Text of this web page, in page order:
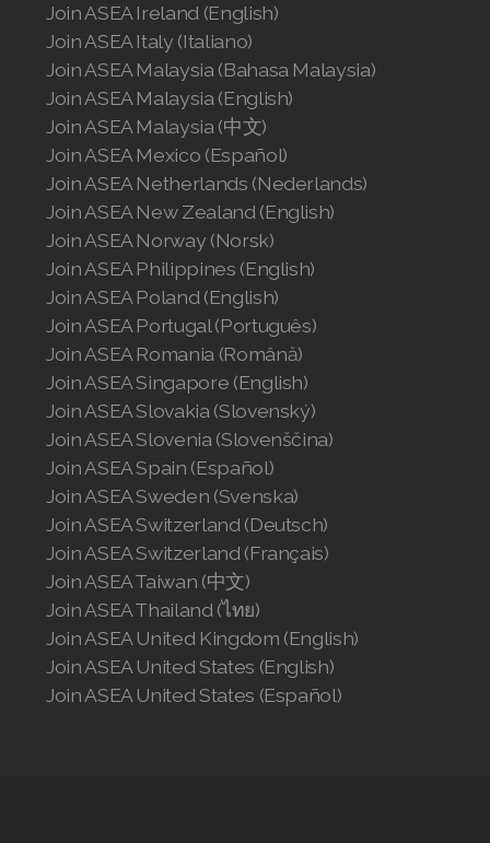
Join ASEA Ireland (English)
Join ASEA Italy (Italiano)
Join ASEA Malaysia (Bahasa Malaysia)
Join ASEA Malaysia (English)
Join ASEA Malaysia (中文)
Join ASEA Mexico (Español)
Join ASEA Netherlands (Nederlands)
Join ASEA New Zealand (English)
Join ASEA Norway (Norsk)
Join ASEA Philippines (English)
Join ASEA Poland (English)
Join ASEA Portugal (Português)
Join ASEA Romania (Română)
Join ASEA Singapore (English)
Join ASEA Slovakia (Slovenský)
Join ASEA Slovenia (Slovenščina)
Join ASEA Spain (Español)
Join ASEA Sweden (Svenska)
Join ASEA Switzerland (Deutsch)
Join ASEA Switzerland (Français)
Join ASEA Taiwan (中文)
Join ASEA Thailand (ไทย)
Join ASEA United Kingdom (English)
Join ASEA United States (English)
Join ASEA United States (Español)